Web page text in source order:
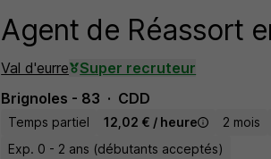
Agent de Réassort
Val d'eurre
Super recruteur
Brignoles - 83
CDD
Temps partiel 12,02 € / heure 2 mois
Exp. 0 - 2 ans (débutants acceptés)